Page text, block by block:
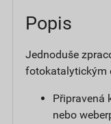
Popis
Jednoduše
fotokatalytickým
Připravená
nebo